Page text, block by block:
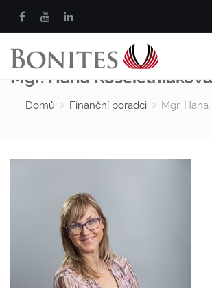
Mgr. Hana Koscielniaková
Domů Finanční poradci Mgr.